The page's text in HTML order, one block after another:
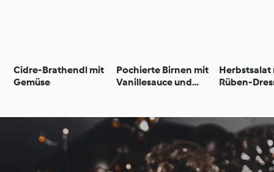
Cidre-Brathendl mit
Gemüse
Pochierte Birnen mit
Vanillesauce und
Herbstsalat
Rüben-